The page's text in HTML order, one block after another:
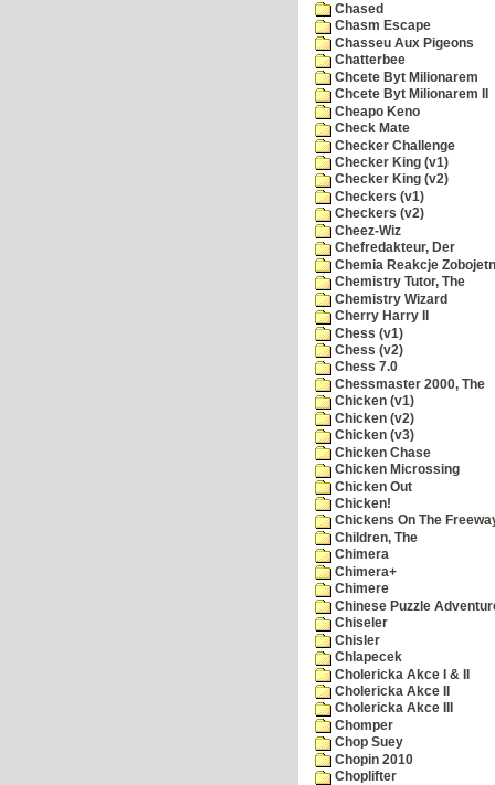
Chased
Chasm Escape
Chasseu Aux Pigeons
Chatterbee
Chcete Byt Milionarem
Chcete Byt Milionarem II
Cheapo Keno
Check Mate
Checker Challenge
Checker King (v1)
Checker King (v2)
Checkers (v1)
Checkers (v2)
Cheez-Wiz
Chefredakteur, Der
Chemia Reakcje
Chemistry Tutor, The
Chemistry Wizard
Cherry Harry II
Chess (v1)
Chess (v2)
Chess 7.0
Chessmaster 2000, The
Chicken (v1)
Chicken (v2)
Chicken (v3)
Chicken Chase
Chicken Microssing
Chicken Out
Chicken!
Chickens On The
Children, The
Chimera
Chimera+
Chimere
Chinese Puzzle
Chiseler
Chisler
Chlapecek
Cholericka Akce I & II
Cholericka Akce II
Cholericka Akce III
Chomper
Chop Suey
Chopin 2010
Choplifter